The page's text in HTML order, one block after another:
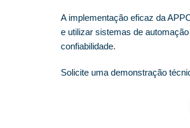
A implementação eficaz da
e utilizar sistemas de
confiabilidade.
Solicite uma demonstração